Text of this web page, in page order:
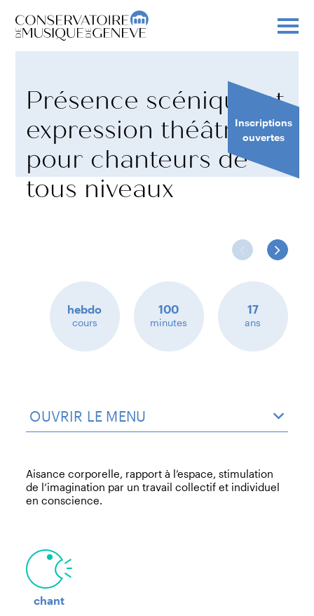
Présence scénique et
expression théâtrale
pour chanteurs de
tous niveaux
Inscriptions
ouvertes
hebdo
cours
100
minutes
17
ans
OUVRIR LE MENU
Aisance corporelle, rapport à l’espace, stimulation
de l’imagination par un travail collectif et individuel
en conscience.
chant